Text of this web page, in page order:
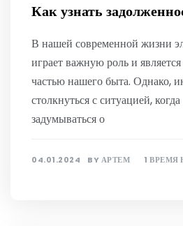
Как узнать
В нашей современной жизни
играет важную роль и
частью нашего быта. Однако,
столкнуться с ситуацией,
задумываться о
04.01.2024 BYАРТЕМ 1